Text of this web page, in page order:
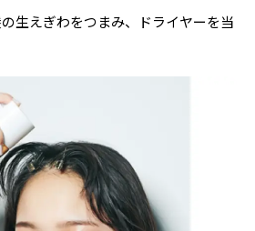
生えぎわをつまみ、ドライヤーを当